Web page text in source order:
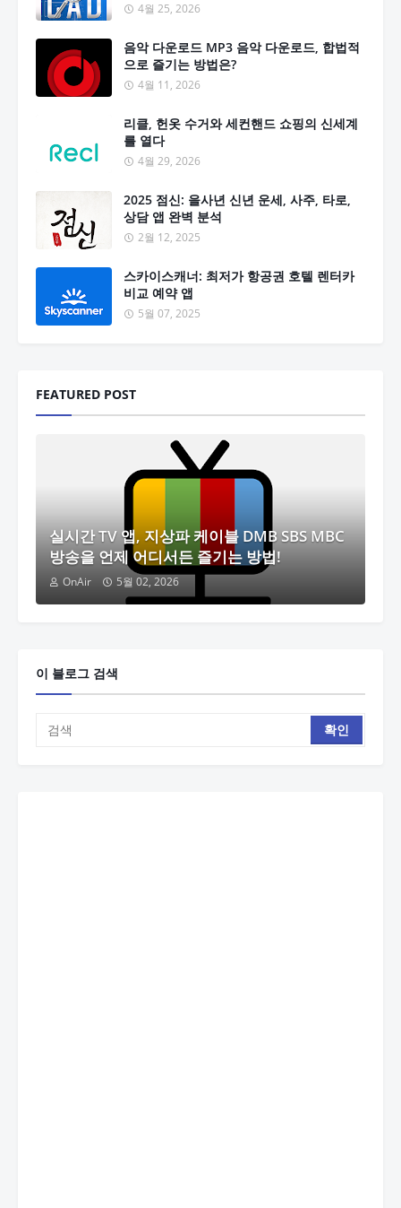
4월 25, 2026
음악 다운로드 MP3 음악 다운로드, 합법적
으로 즐기는 방법은?
4월 11, 2026
리클, 헌옷 수거와 세컨핸드 쇼핑의 신세계
를 열다
4월 29, 2026
2025 점신: 을사년 신년 운세, 사주, 타로,
상담 앱 완벽 분석
2월 12, 2025
스카이스캐너: 최저가 항공권 호텔 렌터카
비교 예약 앱
5월 07, 2025
FEATURED POST
실시간 TV 앱, 지상파 케이블 DMB SBS MBC
방송을 언제 어디서든 즐기는 방법!
OnAir 5월 02, 2026
이 블로그 검색